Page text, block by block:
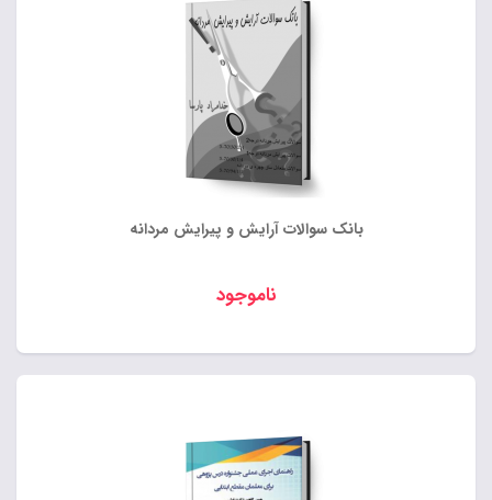
بانک سوالات آرایش و پیرایش مردانه
ناموجود